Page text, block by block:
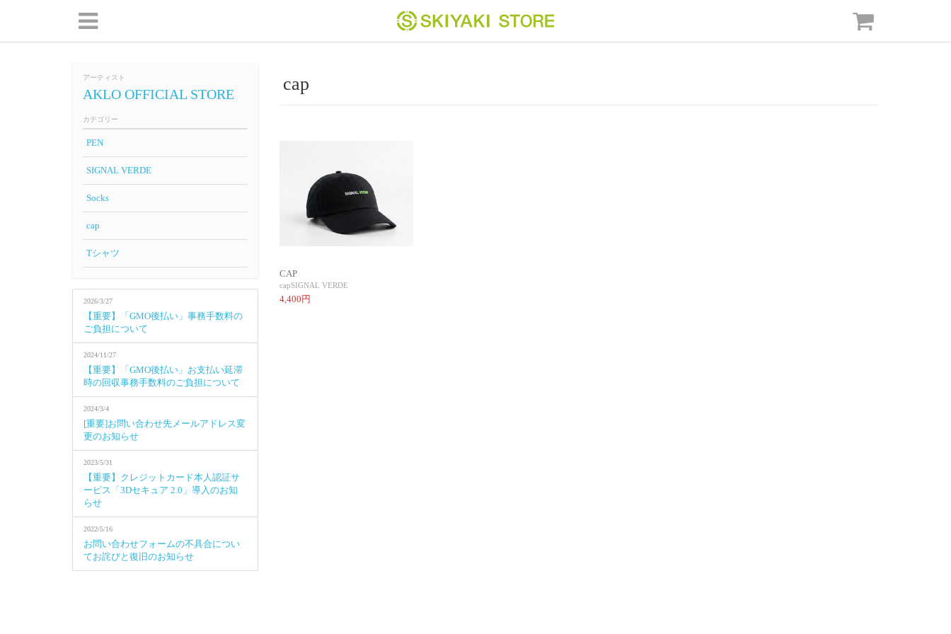
アーティスト
AKLO OFFICIAL STORE
カテゴリー
PEN
SIGNAL VERDE
Socks
cap
Tシャツ
2026/3/27
【重要】「GMO後払い」事務手数料の
ご負担について
2024/11/27
【重要】「GMO後払い」お支払い延滞
時の回収事務手数料のご負担について
2024/3/4
[重要]お問い合わせ先メールアドレス変
更のお知らせ
2023/5/31
【重要】クレジットカード本人認証サ
ービス「3Dセキュア 2.0」導入のお知
らせ
2022/5/16
お問い合わせフォームの不具合につい
てお詫びと復旧のお知らせ
cap
CAP
capSIGNAL VERDE
4,400円